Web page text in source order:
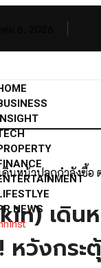
NEWS
ดินหน้าปลุกกำลังซื้
เดิน
วังกระ